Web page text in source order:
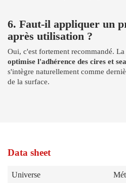
6. Faut-il appliquer un
après utilisation ?
Oui, c'est fortement recommandé.
optimise l'adhérence des cires et
s'intègre naturellement comme
de la surface.
Data sheet
Universe